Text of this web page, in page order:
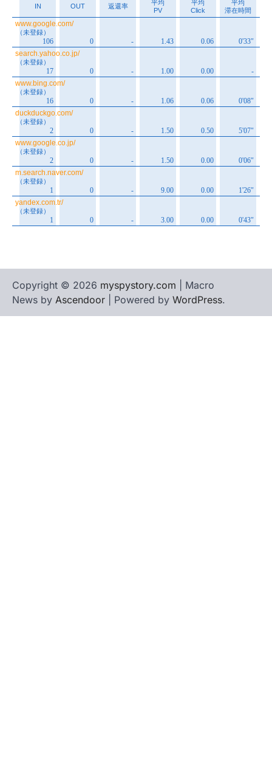
Copyright © 2026 myspystory.com | Macro
News by Ascendoor | Powered by WordPress.